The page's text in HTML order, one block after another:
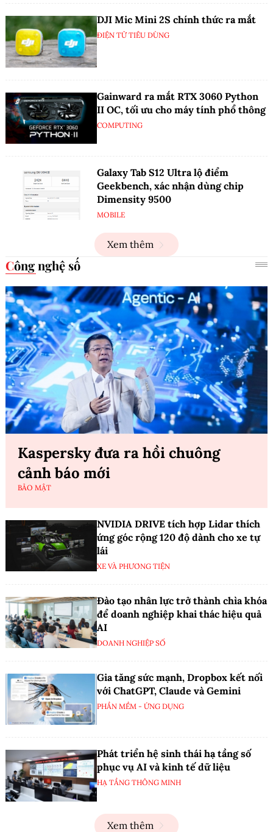
DJI Mic Mini 2S chính thức ra mắt
ĐIỆN TỬ TIÊU DÙNG
Gainward ra mắt RTX 3060 Python
II OC, tối ưu cho máy tính phổ thông
COMPUTING
Galaxy Tab S12 Ultra lộ điểm
Geekbench, xác nhận dùng chip
Dimensity 9500
MOBILE
Xem thêm
Công nghệ số
Kaspersky đưa ra hồi chuông
cảnh báo mới
BẢO MẬT
NVIDIA DRIVE tích hợp Lidar thích
ứng góc rộng 120 độ dành cho xe tự
lái
XE VÀ PHƯƠNG TIỆN
Đào tạo nhân lực trở thành chìa khóa
để doanh nghiệp khai thác hiệu quả
AI
DOANH NGHIỆP SỐ
Gia tăng sức mạnh, Dropbox kết nối
với ChatGPT, Claude và Gemini
PHẦN MỀM - ỨNG DỤNG
Phát triển hệ sinh thái hạ tầng số
phục vụ AI và kinh tế dữ liệu
HẠ TẦNG THÔNG MINH
Xem thêm